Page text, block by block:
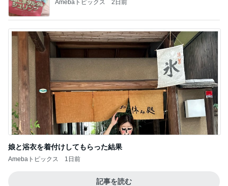
Amebaトピックス 2日前
娘と浴衣を着付けしてもらった結果
Amebaトピックス 1日前
記事を読む